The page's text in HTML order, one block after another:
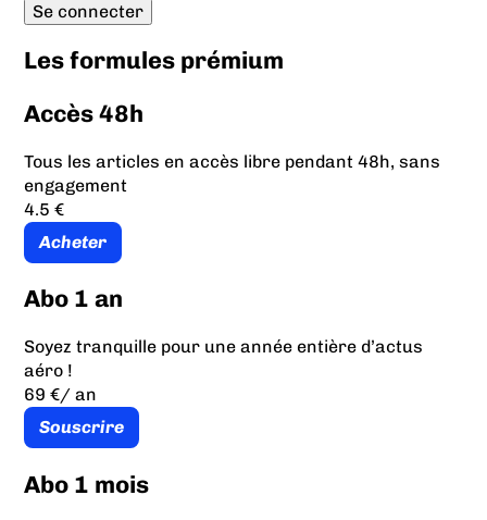
Les formules prémium
Accès 48h
Tous les articles en accès libre pendant 48h, sans
engagement
4.5 €
Acheter
Abo 1 an
Soyez tranquille pour une année entière d’actus
aéro !
69 €/ an
Souscrire
Abo 1 mois